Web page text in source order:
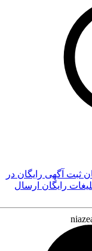
ثبت آگهی رایگان در
رایگانارسال